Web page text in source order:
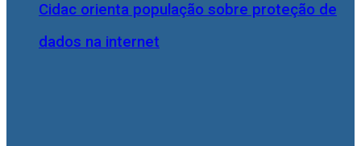
Cidac orienta população sobre proteção de
dados na internet